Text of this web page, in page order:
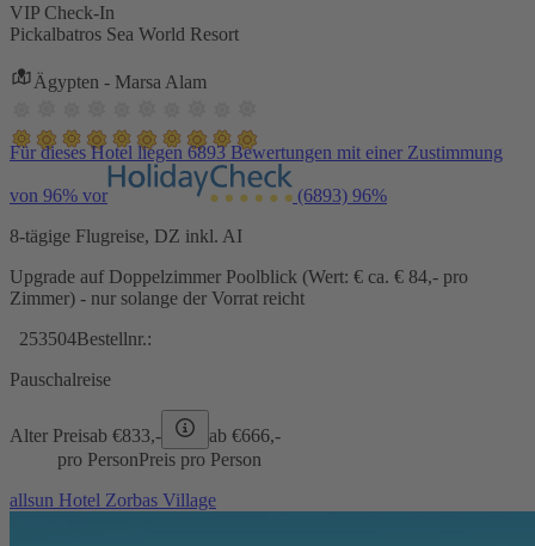
VIP Check-In
Pickalbatros Sea World Resort
Ägypten - Marsa Alam
Für dieses Hotel liegen 6893 Bewertungen mit einer Zustimmung
von 96% vor (6893) 96%
8-tägige Flugreise, DZ inkl. AI
Upgrade auf Doppelzimmer Poolblick (Wert: € ca. € 84,- pro
Zimmer) - nur solange der Vorrat reicht
253504Bestellnr.:
Pauschalreise
Alter Preisab €833,- ab €666,-
pro PersonPreis pro Person
allsun Hotel Zorbas Village